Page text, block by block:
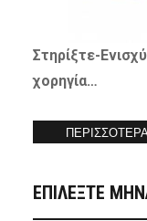
Στηρίξτε-
χορηγία…
ΕΠΙΛΕΞΤΕ